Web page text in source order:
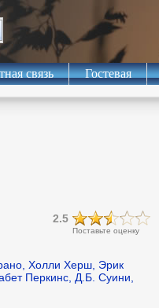
связь Гостевая
Поставьте оценку
2.5
Холли Херш, Эрик
Перкинс, Д.Б. Суини,